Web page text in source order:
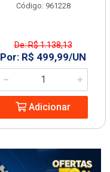
Código: 961228
De: R$ 1.138,13
Por: R$ 499,99/UN
Adicionar